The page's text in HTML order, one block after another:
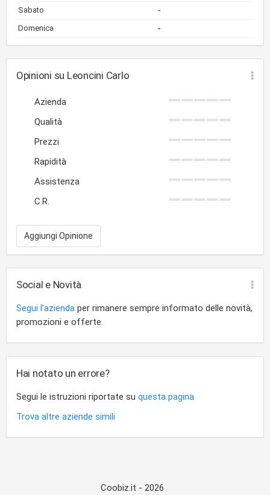
Sabato -
Domenica -
Opinioni su Leoncini Carlo
Azienda
Qualità
Prezzi
Rapidità
Assistenza
C.R.
Aggiungi Opinione
Social e Novità
Segui l'azienda per rimanere sempre informato delle novità,
promozioni e offerte.
Hai notato un errore?
Segui le istruzioni riportate su questa pagina
Trova altre aziende simili
Coobiz.it - 2026